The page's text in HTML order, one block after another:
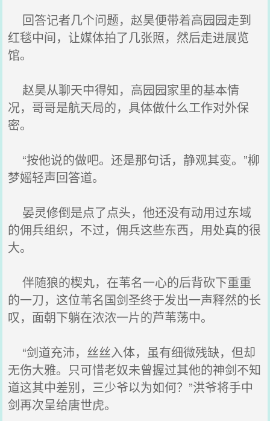
回答记者几个问题，赵昊便带着高园园走到
红毯中间，让媒体拍了几张照，然后走进展览
馆。
赵昊从聊天中得知，高园园家里的基本情
况，哥哥是航天局的，具体做什么工作对外保
密。
“按他说的做吧。还是那句话，静观其变。”柳
梦媱轻声回答道。
晏灵修倒是点了点头，他还没有动用过东域
的佣兵组织，不过，佣兵这些东西，用处真的很
大。
伴随狼的楔丸，在苇名一心的后背砍下重重
的一刀，这位苇名国剑圣终于发出一声释然的长
叹，面朝下躺在浓浓一片的芦苇荡中。
“剑道充沛，丝丝入体，虽有细微残缺，但却
无伤大雅。只可惜老奴未曾握过其他的神剑不知
道这其中差别，三少爷以为如何？”洪爷将手中
剑再次呈给唐世虎。